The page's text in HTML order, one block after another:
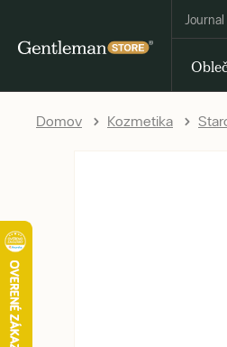
Journal
Domov Kozmetika